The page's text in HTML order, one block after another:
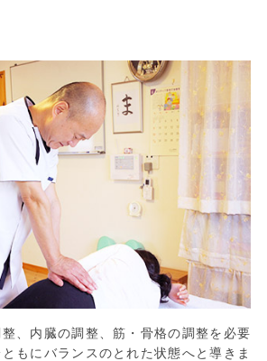
、内臓の調整、筋・骨格の調整を必要
もにバランスのとれた状態へと導きま